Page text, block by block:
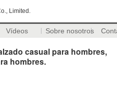
Limited.
Vídeos Sobre nosotros
casual para hombres,
hombres.